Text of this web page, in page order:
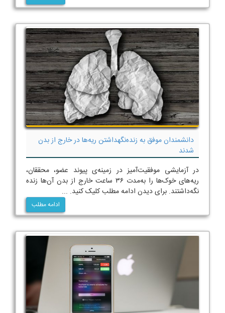
دانشمندان موفق به زنده‌نگهداشتن ریه‌ها در خارج از بدن
شدند
در آزمایشی موفقیت‌آمیز در زمینه‌ی پیوند عضو، محققان،
ریه‌های خوک‌ها را به‌مدت ۳۶ ساعت خارج از بدن آن‌ها زنده
نگه‌داشتند. برای دیدن ادامه مطلب کلیک کنید. ...
ادامه مطلب